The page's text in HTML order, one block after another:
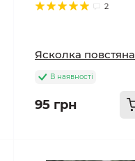
2
Ясколка повстяна
В наявності
95 грн